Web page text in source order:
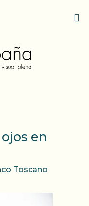
en
Toscano